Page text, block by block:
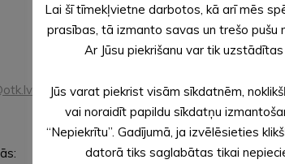
Lai šī tīmekļvietne darbotos, kā arī mēs
prasības, tā izmanto savas un trešo pušu
Ar Jūsu piekrišanu var tik
Jūs varat piekrist visām sīkdatnēm,
vai noraidīt papildu sīkdatņu
“Nepiekrītu”. Gadījumā, ja izvēlēsieties
datorā tiks saglabātas tikai